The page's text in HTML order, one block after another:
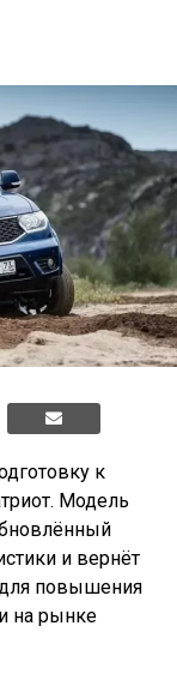
к
Модель
и вернёт
повышения
на рынке